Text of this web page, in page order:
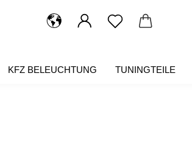
KFZ BELEUCHTUNG TUNINGTEILE